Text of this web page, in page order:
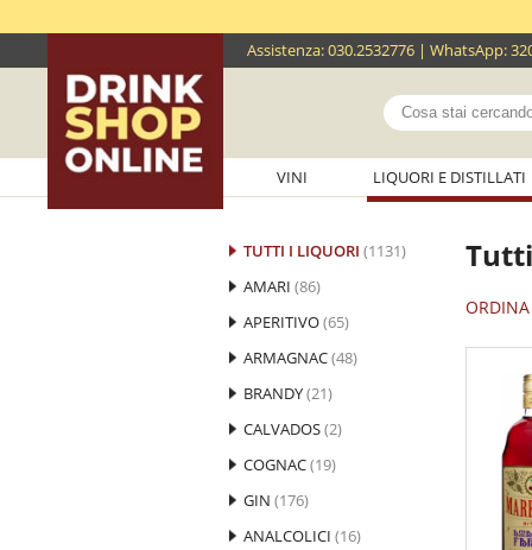
Assistenza:030.2532776 | WhatsApp:
VINI LIQUORI E DISTILLATI
TUTTI I LIQUORI (1131)
AMARI (86)
APERITIVO(65)
ARMAGNAC(48)
BRANDY(21)
CALVADOS(2)
COGNAC(19)
GIN (176)
ANALCOLICI (16)
ORDINA